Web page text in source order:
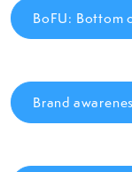
BoFU: Bottom
Brand